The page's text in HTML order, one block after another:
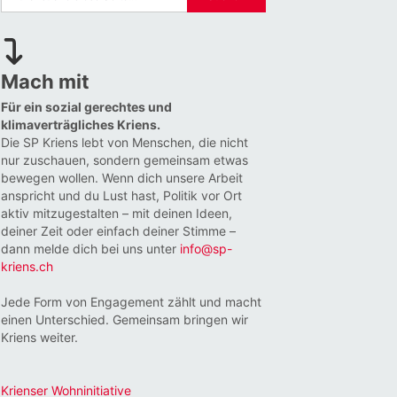
Mach mit
Für ein sozial gerechtes und
klimaverträgliches Kriens.
Die SP Kriens lebt von Menschen, die nicht
nur zuschauen, sondern gemeinsam etwas
bewegen wollen. Wenn dich unsere Arbeit
anspricht und du Lust hast, Politik vor Ort
aktiv mitzugestalten – mit deinen Ideen,
deiner Zeit oder einfach deiner Stimme –
dann melde dich bei uns unter info@sp-
kriens.ch
Jede Form von Engagement zählt und macht
einen Unterschied. Gemeinsam bringen wir
Kriens weiter.
Krienser Wohninitiative